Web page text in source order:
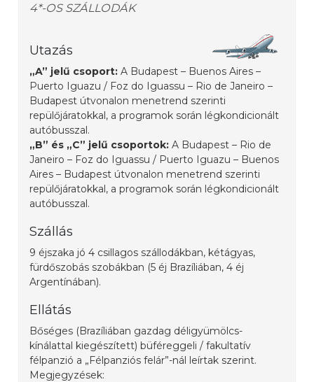
4*-OS SZÁLLODÁK
Utazás
„A” jelű csoport:A Budapest – Buenos Aires –
Puerto Iguazu / Foz do Iguassu – Rio de Janeiro –
Budapest útvonalon menetrend szerinti
repülőjáratokkal, a programok során légkondicionált
autóbusszal.
„B” és „C” jelű csoportok:A Budapest – Rio de
Janeiro – Foz do Iguassu / Puerto Iguazu – Buenos
Aires – Budapest útvonalon menetrend szerinti
repülőjáratokkal, a programok során légkondicionált
autóbusszal.
Szállás
9 éjszaka jó 4 csillagos szállodákban, kétágyas,
fürdőszobás szobákban (5 éj Brazíliában, 4 éj
Argentínában).
Ellátás
Bőséges (Brazíliában gazdag déligyümölcs-
kínálattal kiegészített) büféreggeli / fakultatív
félpanzió a „Félpanziós felár”-nál leírtak szerint.
Megjegyzések: